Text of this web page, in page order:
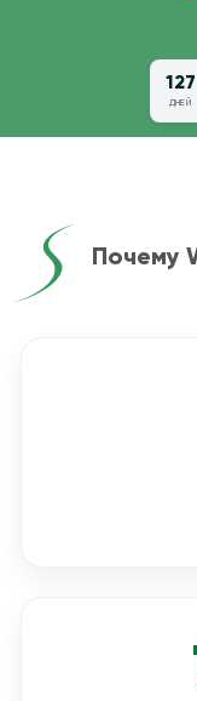
127
ДНЕЙ
Почему